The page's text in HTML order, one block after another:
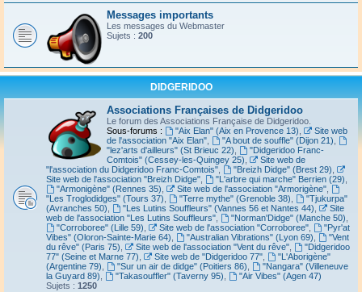
Messages importants
Les messages du Webmaster
Sujets : 200
DIDGERIDOO
Associations Françaises de Didgeridoo
Le forum des Associations Française de Didgeridoo.
Sous-forums :
"Aix Elan" (Aix en Provence 13)
Site web
de l'association "Aix Elan"
"A bout de souffle" (Dijon 21)
"lez'arts d'ailleurs" (St Brieuc 22)
"Didgeridoo Franc-
Comtois" (Cessey-les-Quingey 25)
Site web de
"l'association du Didgeridoo Franc-Comtois"
"Breizh Didge" (Brest 29)
Site web de l'association "Breizh Didge"
"L'arbre qui marche" Berrien (29)
"Armonigène" (Rennes 35)
Site web de l'association "Armorigène",
"Les Troglodidges" (Tours 37)
"Terre mythe" (Grenoble 38)
"Tjukurpa"
(Avranches 50)
"Les Lutins Souffleurs" (Vannes 56 et Nantes 44)
Site
web de l'association "Les Lutins Souffleurs"
"Norman'Didge" (Manche 50)
"Corroboree" (Lille 59)
Site web de l'association "Corroboree",
"Pyr'at
Vibes" (Oloron-Sainte-Marie 64)
"Australian Vibrations" (Lyon 69)
"Vent
du rêve" (Paris 75)
Site web de l'association "Vent du rêve",
"Didgeridoo
77" (Seine et Marne 77)
Site web de "Didgeridoo 77",
"L'Aborigène"
(Argentine 79)
"Sur un air de didge" (Poitiers 86)
"Nangara" (Villeneuve
la Guyard 89)
"Takasouffler" (Taverny 95)
"Air Vibes" (Agen 47)
Sujets : 1250